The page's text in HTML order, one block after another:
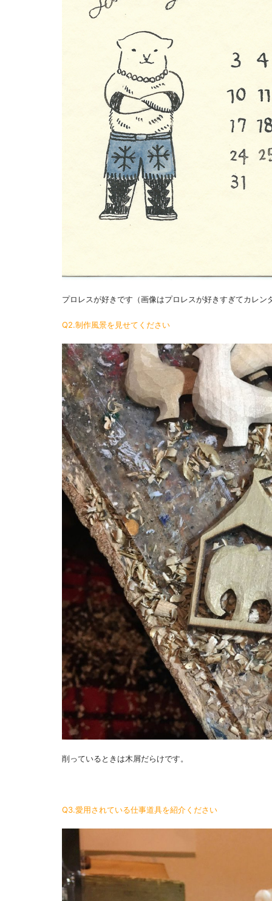
プロレスが好きです（画像はプロレスが好きすぎてカレン
Q2.制作風景を見せてください
削っているときは木屑だらけです。
Q3.愛用されている仕事道具を紹介ください